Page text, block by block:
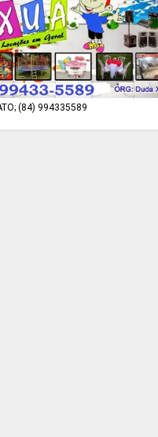
(84) 994335589